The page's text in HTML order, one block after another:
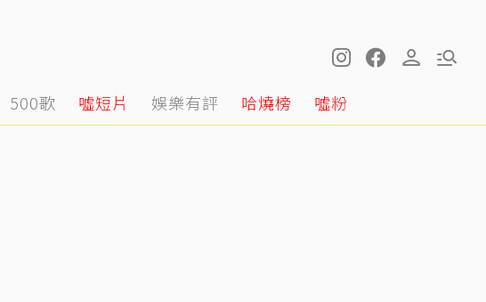
500歌 噓短片 娛樂有評 哈燒榜 噓粉